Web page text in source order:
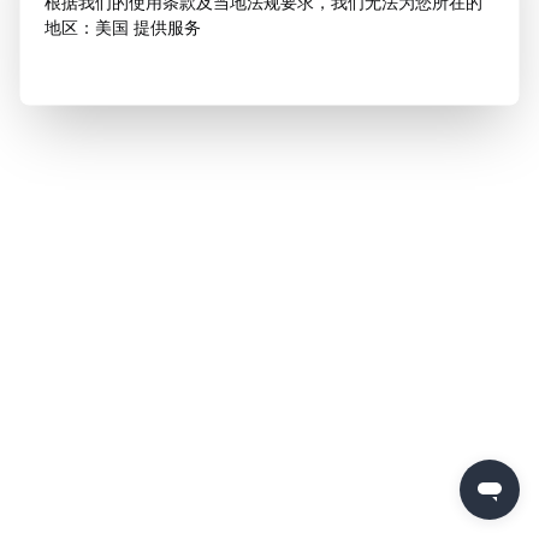
地区：美国 提供服务